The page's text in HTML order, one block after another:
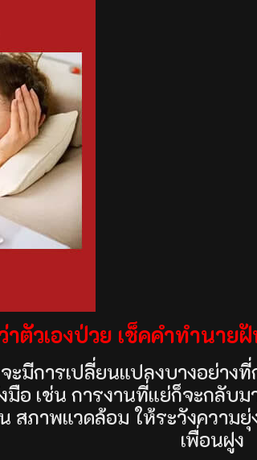
าตัวเองป่วย เช็คคำทำนาย
ะมีการเปลี่ยนแปลงบางอย่าง
อ เช่น การงานที่แย่ก็จะกลับม
สภาพแวดล้อม ให้ระวังความ
เพื่อนฝูง